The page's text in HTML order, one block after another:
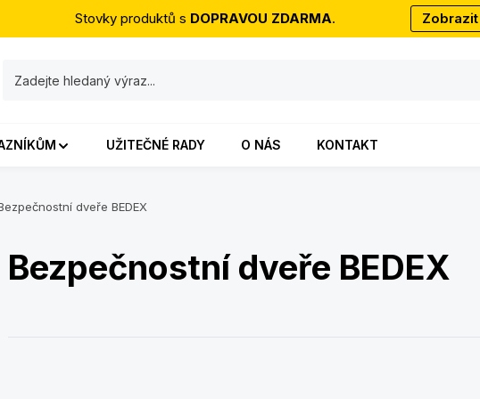
Stovky produktů s DOPRAVOU ZDARMA.
UŽITEČNÉ RADY O NÁS KONTAKT
dveře BEDEX
Bezpečnostní dveře BEDEX